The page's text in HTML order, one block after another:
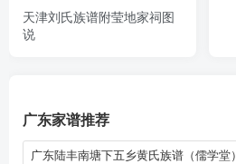
天津刘氏族谱附莹地家祠图
说
广东家谱推荐
广东陆丰南塘下五乡黄氏族谱（儒学堂）